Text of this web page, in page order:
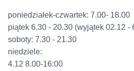
poniedziałek-czwartek: 7.00- 18.00
piątek 6.30 - 20.30 (wyjątek 02.12 -
soboty: 7.30 - 21.30
niedziele:
4.12 8.00-16:00